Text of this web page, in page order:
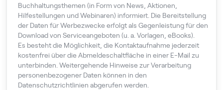
Buchhaltungsthemen (in Form von News, Aktionen,
Hilfestellungen und Webinaren) informiert. Die Bereitstellung
der Daten für Werbezwecke erfolgt als Gegenleistung für den
Download von Serviceangeboten (u. a. Vorlagen, eBooks).
Es besteht die Möglichkeit, die Kontaktaufnahme jederzeit
kostenfrei über die Abmeldeschaltfläche in einer E-Mail zu
unterbinden. Weitergehende Hinweise zur Verarbeitung
personenbezogener Daten können in den
Datenschutzrichtlinien abgerufen werden.